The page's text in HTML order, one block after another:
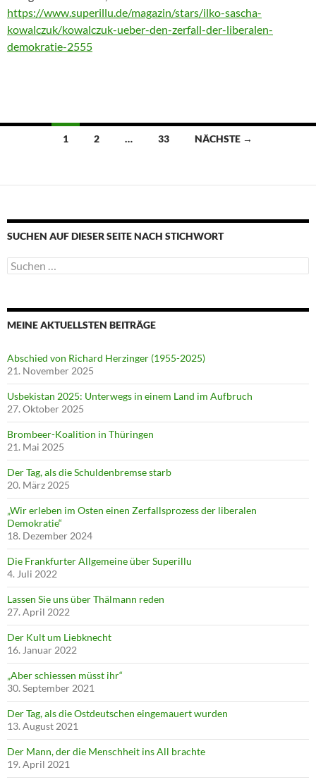
https://www.superillu.de/magazin/stars/ilko-sascha-
kowalczuk/kowalczuk-ueber-den-zerfall-der-liberalen-
demokratie-2555
Beitragsnavigation
1 2 … 33 NÄCHSTE →
SUCHEN AUF DIESER SEITE NACH STICHWORT
Suche
nach:
MEINE AKTUELLSTEN BEITRÄGE
Abschied von Richard Herzinger (1955-2025)
21. November 2025
Usbekistan 2025: Unterwegs in einem Land im Aufbruch
27. Oktober 2025
Brombeer-Koalition in Thüringen
21. Mai 2025
Der Tag, als die Schuldenbremse starb
20. März 2025
„Wir erleben im Osten einen Zerfallsprozess der liberalen
Demokratie“
18. Dezember 2024
Die Frankfurter Allgemeine über Superillu
4. Juli 2022
Lassen Sie uns über Thälmann reden
27. April 2022
Der Kult um Liebknecht
16. Januar 2022
„Aber schiessen müsst ihr“
30. September 2021
Der Tag, als die Ostdeutschen eingemauert wurden
13. August 2021
Der Mann, der die Menschheit ins All brachte
19. April 2021